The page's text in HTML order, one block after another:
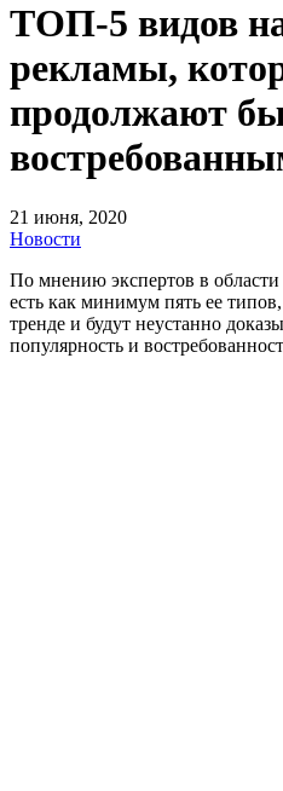
ТОП-5 видов
рекламы,
продолжают
21 июня, 2020
Новости
По мнению экспертов в
есть как минимум пять ее типов,
тренде и будут неустанно
популярность и